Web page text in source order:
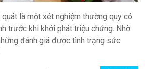
là một xét nghiệm thường quy có
trước khi khởi phát triệu chứng. Nhờ
đánh giá được tình trạng sức